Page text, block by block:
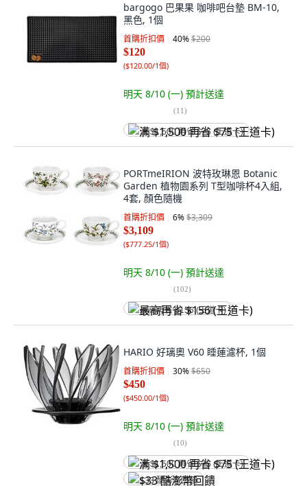
bargogo 巴果果 咖啡吧台墊 BM-10,
黑色, 1個
首購折扣價 40%$200
$120
($120.00/1個)
明天 8/10 (一) 預計送達
(11)
满 $1,500 再省 $75 (王道卡)
PORTmeIRION 波特玫琳恩 Botanic
Garden 植物園系列 T型咖啡杯4入組,
4套, 顏色隨機
首購折扣價 6%$3,309
$3,109
($777.25/1個)
明天 8/10 (一) 預計送達
(102)
最高再省 $156 (王道卡)
HARIO 好璃奧 V60 睡蓮濾杯, 1個
首購折扣價 30%$650
$450
($450.00/1個)
明天 8/10 (一) 預計送達
(10)
满 $1,500 再省 $75 (王道卡)
$33 酷澎幣回饋